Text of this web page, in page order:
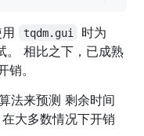
tqdm.gui
时为
。 相比之下，已成熟
。
法来预测 剩余时间
大多数情况下开销